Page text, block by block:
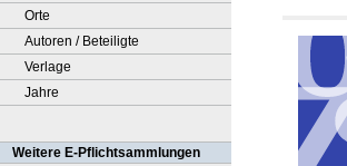
Orte
Autoren / Beteiligte
Verlage
Jahre
Weitere E-Pflichtsammlungen